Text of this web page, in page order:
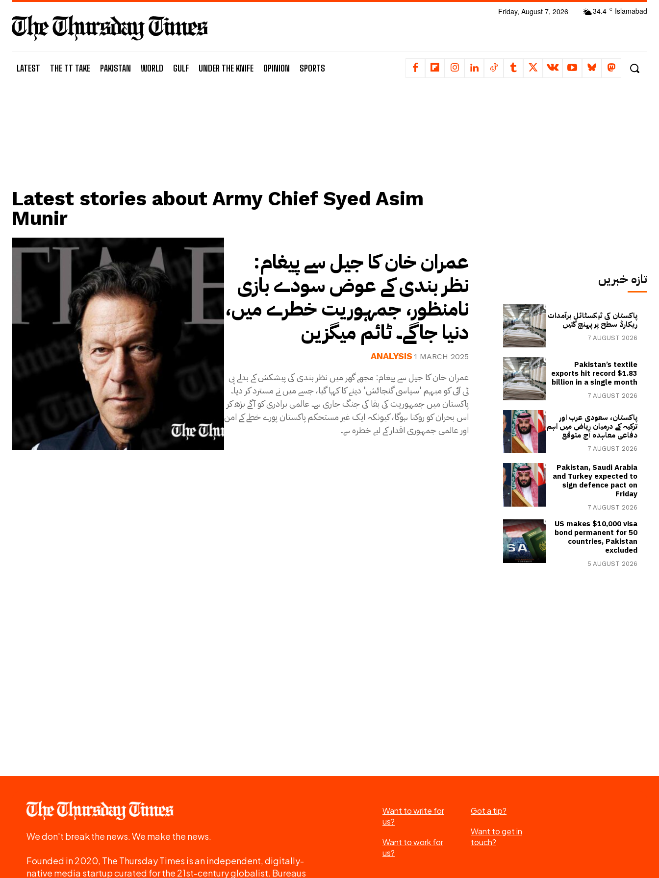
34.4 C Islamabad
Friday, August 7, 2026
LATEST THE TT TAKE PAKISTAN WORLD GULF UNDER THE KNIFE OPINION SPORTS
Latest stories about Army Chief Syed Asim
Munir
عمران خان کا جیل سے پیغام:
نظر بندی کے عوض سودے بازی
نامنظور، جمہوریت خطرے میں،
دنیا جاگے۔ ٹائم میگزین
ANALYSIS 1 MARCH 2025
عمران خان کا جیل سے پیغام: مجھے گھر میں نظر بندی کی پیشکش کے بدلے پی
ٹی آئی کو مبہم 'سیاسی گنجائش' دینے کا کہا گیا، جسے میں نے مسترد کر دیا۔
پاکستان میں جمہوریت کی بقا کی جنگ جاری ہے۔ عالمی برادری کو آگے بڑھ کر
اس بحران کو روکنا ہوگا، کیونکہ ایک غیر مستحکم پاکستان پورے خطے کے امن
اور عالمی جمہوری اقدار کے لیے خطرہ ہے۔
تازہ خبریں
پاکستان کی ٹیکسٹائل برآمدات
ریکارڈ سطح پر پہنچ گئیں
7 AUGUST 2026
Pakistan’s textile
exports hit record $1.83
billion in a single month
7 AUGUST 2026
پاکستان، سعودی عرب اور
ترکیہ کے درمیان ریاض میں اہم
دفاعی معاہدہ آج متوقع
7 AUGUST 2026
Pakistan, Saudi Arabia
and Turkey expected to
sign defence pact on
Friday
7 AUGUST 2026
US makes $10,000 visa
bond permanent for 50
countries, Pakistan
excluded
5 AUGUST 2026
We don't break the news. We make the news.
Founded in 2020, The Thursday Times is an independent, digitally-
native media startup curated for the 21st-century globalist. Bureaus
Want to write for
us?
Want to work for
us?
Got a tip?
Want to get in
touch?